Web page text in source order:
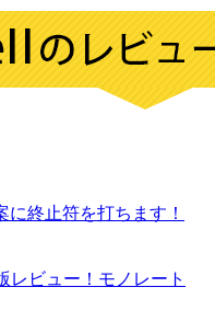
に終止符を打ちます！
レビュー！モノレート